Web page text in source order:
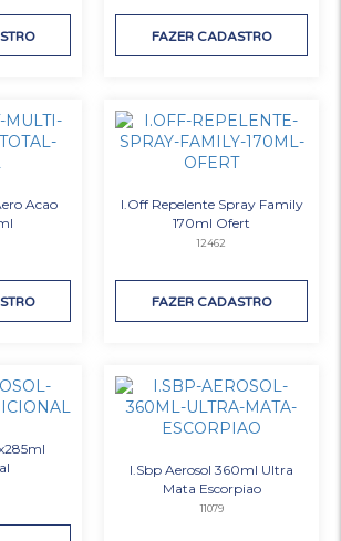
FAZER CADASTRO
Acao
I.Off Repelente Spray Family
170ml Ofert
12462
FAZER CADASTRO
I.Sbp Aerosol 360ml Ultra
Mata Escorpiao
11079